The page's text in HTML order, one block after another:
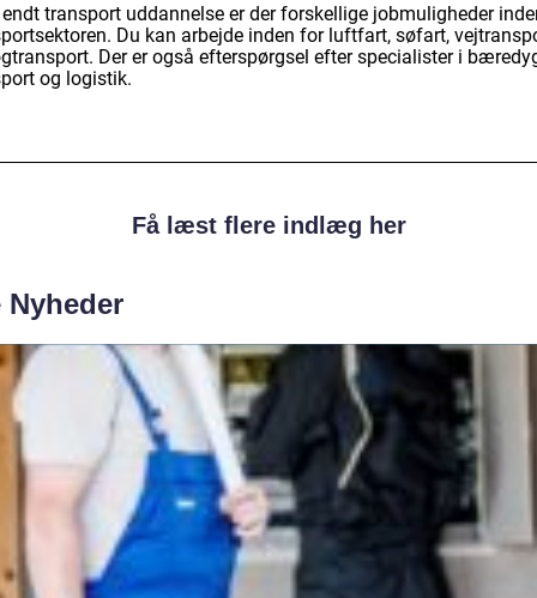
transport uddannelse er der forskellige jobmuligheder
Du kan arbejde inden for luftfart, søfart,
Der er også efterspørgsel efter specialister i
og logistik.
Få læst flere indlæg her
Nyheder